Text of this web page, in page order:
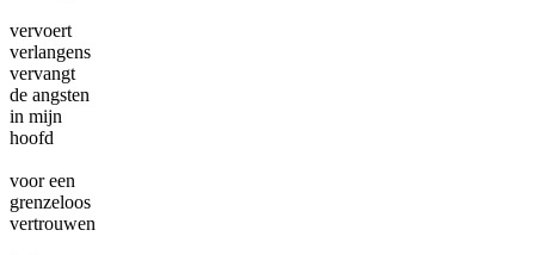
vervoert
verlangens
vervangt
de angsten
in mijn
hoofd
voor een
grenzeloos
vertrouwen